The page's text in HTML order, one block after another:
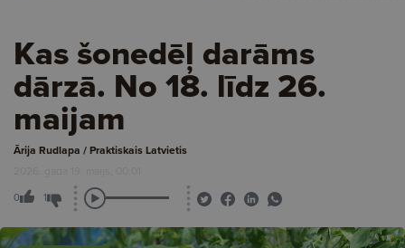
Kas šonedēļ darāms
dārzā. No 18. līdz 26.
maijam
Ārija Rudlapa / Praktiskais Latvietis
2026. gada 19. maijs, 00:01
0 1